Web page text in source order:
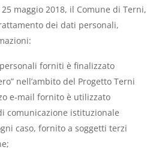
maggio 2018, il Comune di Terni,
dei dati personali,
forniti è finalizzato
nell’ambito del Progetto Terni
e-mail fornito è utilizzato
comunicazione istituzionale
caso, fornito a soggetti terzi